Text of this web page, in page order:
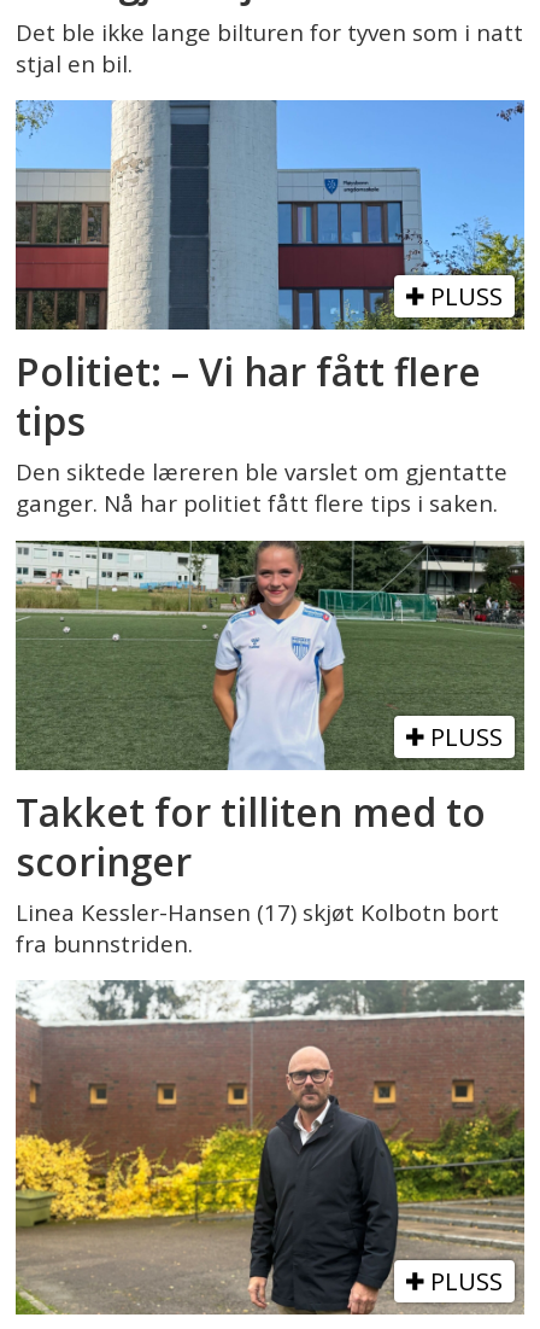
Det ble ikke lange bilturen for tyven som i natt
stjal en bil.
PLUSS
Politiet: – Vi har fått flere
tips
Den siktede læreren ble varslet om gjentatte
ganger. Nå har politiet fått flere tips i saken.
PLUSS
Takket for tilliten med to
scoringer
Linea Kessler-Hansen (17) skjøt Kolbotn bort
fra bunnstriden.
PLUSS